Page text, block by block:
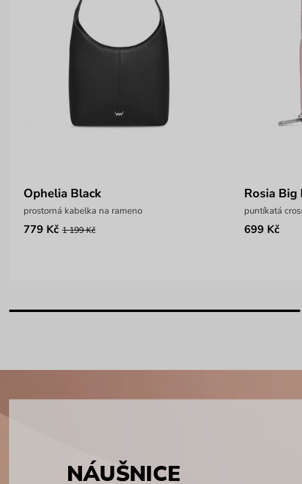
Ophelia Black
prostorná kabelka na rameno
779 Kč 1 199 Kč
Rosia
puntíkatá
699 Kč
NÁUŠNICE